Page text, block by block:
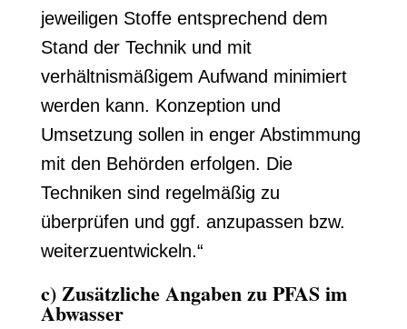
jeweiligen Stoffe entsprechend dem
Stand der Technik und mit
verhältnismäßigem Aufwand minimiert
werden kann. Konzeption und
Umsetzung sollen in enger Abstimmung
mit den Behörden erfolgen. Die
Techniken sind regelmäßig zu
überprüfen und ggf. anzupassen bzw.
weiterzuentwickeln.“
c) Zusätzliche Angaben zu PFAS im
Abwasser